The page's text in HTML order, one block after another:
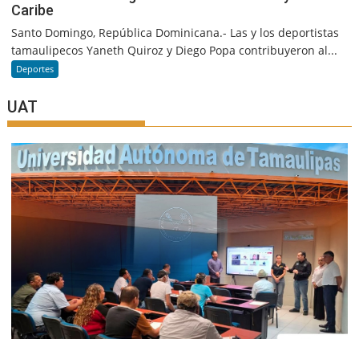
Caribe
Santo Domingo, República Dominicana.- Las y los deportistas
tamaulipecos Yaneth Quiroz y Diego Popa contribuyeron al...
Deportes
UAT